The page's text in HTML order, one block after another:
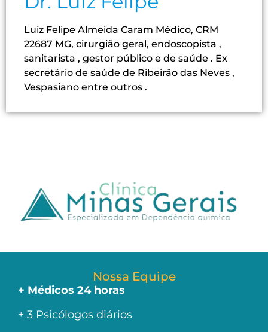
Luiz Felipe Almeida Caram Médico, CRM
22687 MG, cirurgião geral, endoscopista ,
sanitarista , gestor público e de saúde . Ex
secretário de saúde de Ribeirão das Neves ,
Vespasiano entre outros .
Nossa Equipe
+ Médicos 24 horas
+ 3 Psicólogos diários